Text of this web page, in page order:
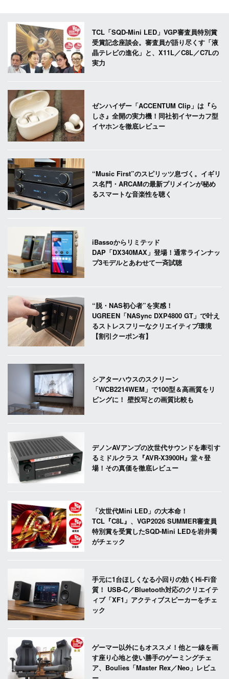
TCL「SQD-Mini LED」VGP審査員特別賞
受賞記念座談会。審査員が語り尽くす「液
晶テレビの進化」と、X11L／C8L／C7Lの
実力
ゼンハイザー「ACCENTUM Clip」は『ら
しさ』全開の実力機！同社初イヤーカフ型
イヤホンを徹底レビュー
“Music First”のスピリッツ息づく。イギリ
ス名門・ARCAMの最新プリメインが秘め
るスマートな音楽性を聴く
iBassoからリミテッド
DAP「DX340MAX」登場！通常ラインナッ
プ3モデルとあわせて一斉試聴
“脱・NAS初心者”を実感！
UGREEN「NASync DXP4800 GT」で叶え
るストレスフリーなクリエイティブ環境
【割引クーポン有】
シアターハウスのスクリーン
「WCB2214WEM」で100型＆高画質をリ
ビングに！ 壁投写との画質比較も
デノンAVアンプの次世代サウンドを牽引す
るミドルクラス『AVR-X3900H』堂々登
場！その真価を徹底レビュー
「次世代Mini LED」の大本命！
TCL『C8L』、VGP2026 SUMMER審査員
特別賞を受賞したSQD-Mini LEDを岩井喬
がチェック
手元に1台ほしくなる小回りの効くHi-Fi音
質！ USB-C／Bluetooth対応のクリエイテ
ィブ「XF1」アクティブスピーカーをチェ
ック
ゲーマー以外にもオススメ！他と一線を画
す座り心地と使い勝手のゲーミングチェ
ア、Boulies「Master Rex／Neo」レビュ